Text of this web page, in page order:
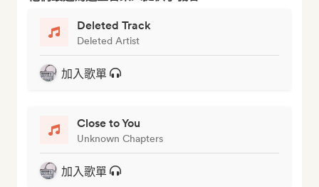
Deleted Track
Deleted Artist
加入歌單
Close to You
Unknown Chapters
加入歌單